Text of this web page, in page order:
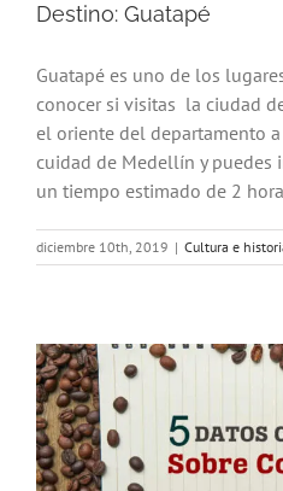
Destino: Guatapé
Guatapé es uno de los
conocer si visitas la ciudad
el oriente del departamento
cuidad de Medellín y puedes
un tiempo estimado de 2
diciembre 10th, 2019 | Cultura e